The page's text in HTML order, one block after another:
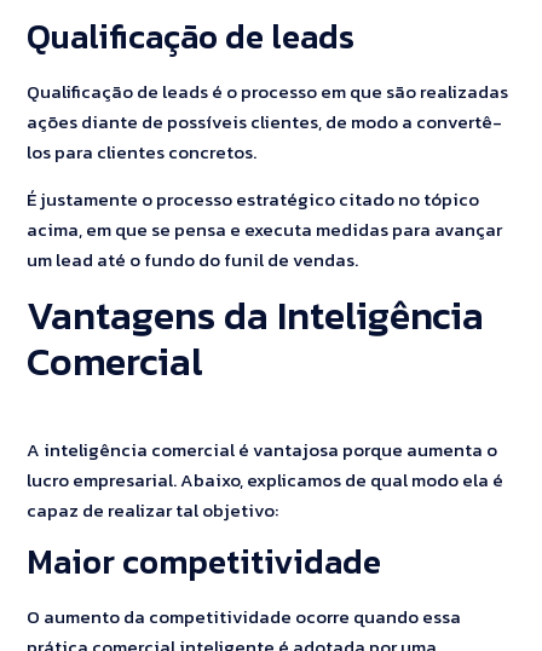
Qualificação de leads
Qualificação de leads é o processo em que são realizadas
ações diante de possíveis clientes, de modo a convertê-
los para clientes concretos.
É justamente o processo estratégico citado no tópico
acima, em que se pensa e executa medidas para avançar
um lead até o fundo do funil de vendas.
Vantagens da Inteligência
Comercial
A inteligência comercial é vantajosa porque aumenta o
lucro empresarial. Abaixo, explicamos de qual modo ela é
capaz de realizar tal objetivo:
Maior competitividade
O aumento da competitividade ocorre quando essa